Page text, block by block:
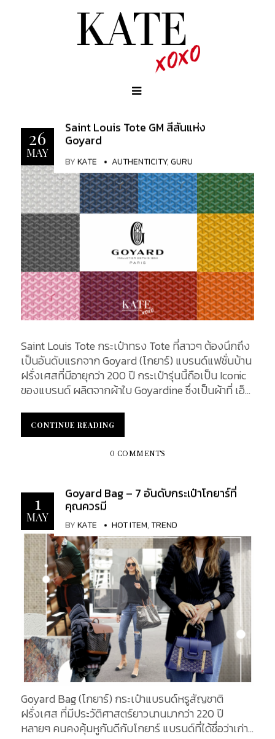
26
MAY
Saint Louis Tote GM สีสันแห่ง
Goyard
BYKATE AUTHENTICITY,GURU
Saint Louis Tote กระเป๋าทรง Tote ที่สาวๆ ต้องนึกถึง
เป็นอันดับแรกจาก Goyard (โกยาร์) แบรนด์แฟชั่นบ้าน
ฝรั่งเศสที่มีอายุกว่า 200 ปี กระเป๋ารุ่นนี้ถือเป็น Iconic
ของแบรนด์ ผลิตจากผ้าใบ Goyardine ซึ่งเป็นผ้าที่ เอ็ด
โดยการนำผ้าเคลือบมาผสมกับเข้ากับผ้าลินินและผ้า
ฝ้ายทำให้ได้ผ้าที่น้ำหนักเบา กันน้ำ รวมไปถึงความ
ออนไลน์จากเว็บไซต์ของแบรนด์ โดยมีให้เลือกถึง 10 สี
รวมไปถึง Art of Marquage คือ การเพ้นท์อักษรย่อที่
ต้องการลงบนกระเป๋าเพื่อแสดงความเป็นเจ้าของ โดย
เลือกได้ 2 เฉดสี และ MOTIF ลายเส้นทาบบนกระเป๋าที่มี
ให้เลือกถึง 11 แบบ และนี่คือความพิเศษของกระเป๋าจาก
แบรนด์ โกยาร์ ที่คุณสามรถเลือกดีไซน์สีที่ใช่
Marquage ที่ต้องการ ความ Special นี้ พบได้ที่
Goyard โดยในปัจจุบัน กระเป๋ารุ่นนี้ก็มีสีอะไรบ้างนั้น
เราได้รวบรวมมาให้คุณได้ชมกันแล้วค่ะ นอกจากนี้ ลาย
Monogram บนผ้าใบ Goyardine ในอดีตการทำลาย
โมโนแกรมนั้นจะเป็นการเพ้นท์ทีละจุดด้วยมือ ซึ่งใน
ปัจจุบันนี้หันมาใช้เทคนิคการพิมพ์แบบพิเศษแทน แต่
หากมี Special Order จากลูกค้า ที่ต้องการความ
คลาสสิคของแบรนด์โดยการเพ้นท์มือ ทางแบรนด์ก็จะ
ใช้ช่างที่ชำนาญทำการเพ้นท์ลายตัวมือให้อีกด้วย
Goyard Special Color ใครที่ต้องการกระเป๋าจาก
แบรนด์ Goyard แบบไม่มีอะไรพิเศษมากมายทางเรา
CONTINUE READING
CONTINUE READING
0 COMMENTS
1
MAY
Goyard Bag – 7 อันดับกระเป๋าโกยาร์ที่
คุณควรมี
BYKATE HOT ITEM, TREND
Goyard Bag (โกยาร์) กระเป๋าแบรนด์หรูสัญชาติ
ฝรั่งเศส ที่มีประวัติศาสตร์ยาวนานมากว่า 220 ปี
หลายๆ คนคงคุ้นหูกันดีกับโกยาร์ แบรนด์ที่ได้ชื่อว่าเก่า